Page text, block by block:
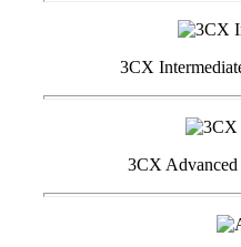
3CX
3CX